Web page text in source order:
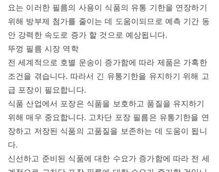
요는 이러한 필름의 사용이 식품의 유통 기한을 연장하기
위해 방부제 첨가를 줄이는 데 도움이되므로 예측 기간 동
안 강력한 속도로 증가 할 것으로 예상됩니다.
뚜껑 필름 시장 역학
전 세계적으로 호별 운송이 증가함에 따라 제품은 가혹한
조건을 겪습니다. 따라서 긴 유통기한을 유지하기 위해 고
급 포장이 필요합니다.
식품 산업에서 포장은 식품을 보호하고 품질을 유지하기
위해 매우 중요합니다. 고차단 포장 필름은 유통기한을 연
장하고 저장된 식품의 고품질을 보존하는 데 도움이 됩니
다.
신선하고 준비된 식품에 대한 수요가 증가함에 따라 전 세